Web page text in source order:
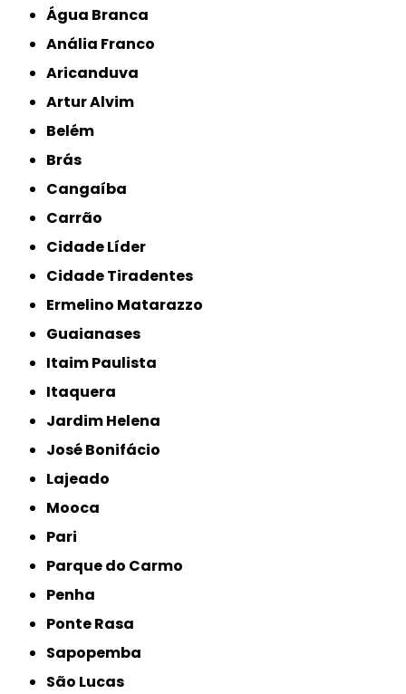
Água Branca
Anália Franco
Aricanduva
Artur Alvim
Belém
Brás
Cangaíba
Carrão
Cidade Líder
Cidade Tiradentes
Ermelino Matarazzo
Guaianases
Itaim Paulista
Itaquera
Jardim Helena
José Bonifácio
Lajeado
Mooca
Pari
Parque do Carmo
Penha
Ponte Rasa
Sapopemba
São Lucas